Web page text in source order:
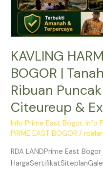
KAVLING
BOGOR |
Ribuan
Citeureup &
Info Prime East Bogor,Info
PRIME EAST BOGOR /
RDA LANDPrime East Bogor
Puncak
Dekat
Citeureup
Exit
Tol